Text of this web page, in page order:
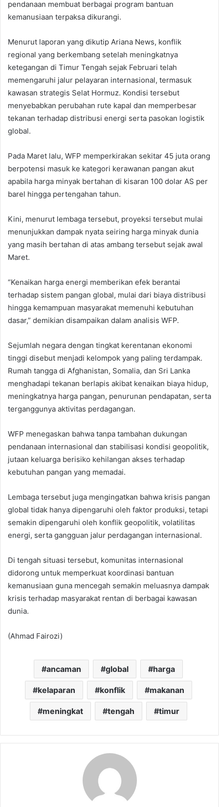
pendanaan membuat berbagai program bantuan
kemanusiaan terpaksa dikurangi.
Menurut laporan yang dikutip Ariana News, konflik
regional yang berkembang setelah meningkatnya
ketegangan di Timur Tengah sejak Februari telah
memengaruhi jalur pelayaran internasional, termasuk
kawasan strategis Selat Hormuz. Kondisi tersebut
menyebabkan perubahan rute kapal dan memperbesar
tekanan terhadap distribusi energi serta pasokan logistik
global.
Pada Maret lalu, WFP memperkirakan sekitar 45 juta orang
berpotensi masuk ke kategori kerawanan pangan akut
apabila harga minyak bertahan di kisaran 100 dolar AS per
barel hingga pertengahan tahun.
Kini, menurut lembaga tersebut, proyeksi tersebut mulai
menunjukkan dampak nyata seiring harga minyak dunia
yang masih bertahan di atas ambang tersebut sejak awal
Maret.
“Kenaikan harga energi memberikan efek berantai
terhadap sistem pangan global, mulai dari biaya distribusi
hingga kemampuan masyarakat memenuhi kebutuhan
dasar,” demikian disampaikan dalam analisis WFP.
Sejumlah negara dengan tingkat kerentanan ekonomi
tinggi disebut menjadi kelompok yang paling terdampak.
Rumah tangga di Afghanistan, Somalia, dan Sri Lanka
menghadapi tekanan berlapis akibat kenaikan biaya hidup,
meningkatnya harga pangan, penurunan pendapatan, serta
terganggunya aktivitas perdagangan.
WFP menegaskan bahwa tanpa tambahan dukungan
pendanaan internasional dan stabilisasi kondisi geopolitik,
jutaan keluarga berisiko kehilangan akses terhadap
kebutuhan pangan yang memadai.
Lembaga tersebut juga mengingatkan bahwa krisis pangan
global tidak hanya dipengaruhi oleh faktor produksi, tetapi
semakin dipengaruhi oleh konflik geopolitik, volatilitas
energi, serta gangguan jalur perdagangan internasional.
Di tengah situasi tersebut, komunitas internasional
didorong untuk memperkuat koordinasi bantuan
kemanusiaan guna mencegah semakin meluasnya dampak
krisis terhadap masyarakat rentan di berbagai kawasan
dunia.
(Ahmad Fairozi)
ancaman global harga
kelaparan konflik makanan
meningkat tengah timur